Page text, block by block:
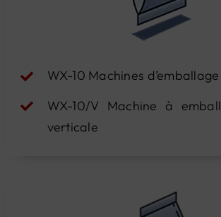
WX-10 Machines
WX-10/V Machine à
verticale